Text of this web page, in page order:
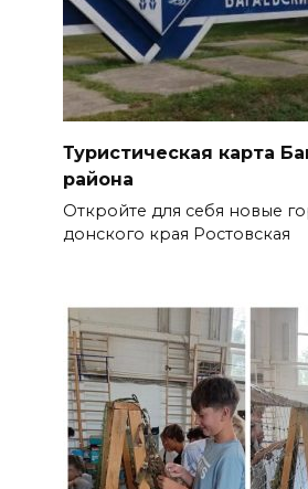
Туристическая карта
района
Откройте для себя новые
донского края Ростовская